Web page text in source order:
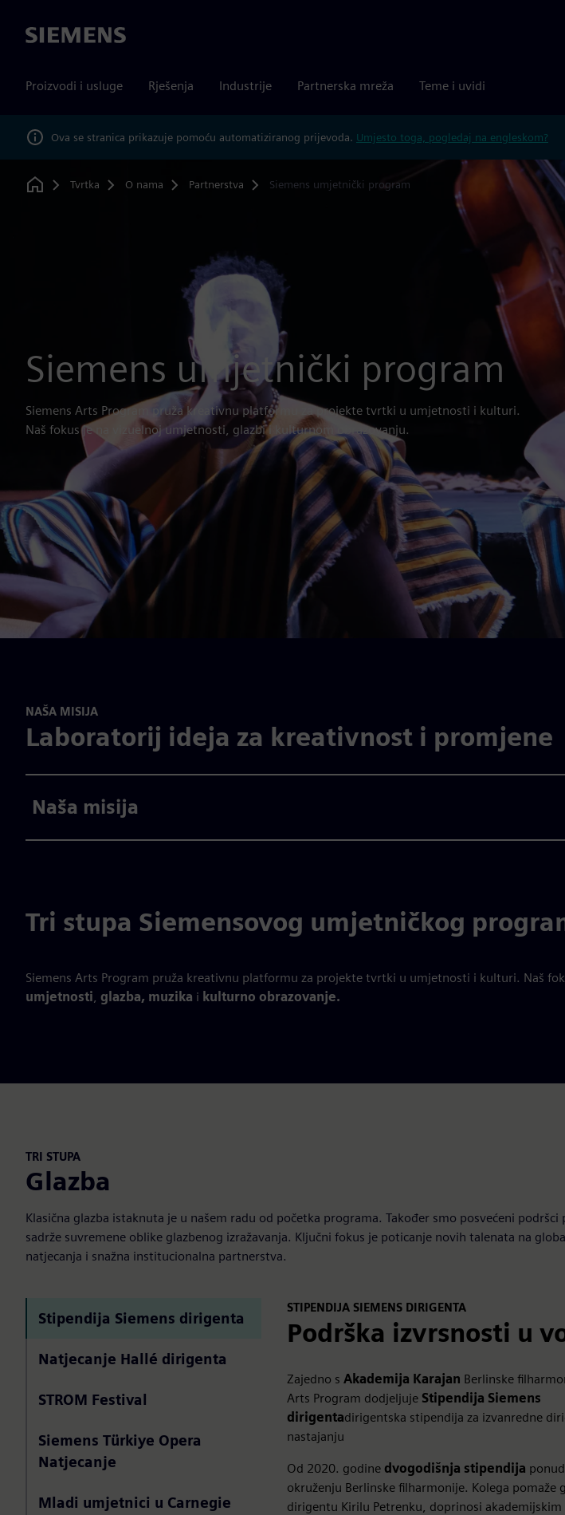
Siemens
Proizvodi i usluge Rješenja Industrije Partnerska mreža Teme i uvidi
Ova se stranica prikazuje pomoću automatiziranog prijevoda. Umjesto toga, pogledaj na engleskom?
Home
Tvrtka O nama Partnerstva Siemens umjetnički program
Siemens umjetnički program
Siemens Arts Program pruža kreativnu platformu za projekte tvrtki u umjetnosti i kulturi.
Naš fokus je na vizuelnoj umjetnosti, glazbi i kulturnom obrazovanju.
NAŠA MISIJA
Laboratorij ideja za kreativnost i promjene
Naša misija
Tri stupa Siemensovog umjetničkog
Siemens Arts Program pruža kreativnu platformu za projekte tvrtki u umjetnosti i kulturi. Naš
umjetnosti glazba, muzika i kulturno obrazovanje.
TRI STUPA
Glazba
Klasična glazba istaknuta je u našem radu od početka programa. Također smo posvećeni
sadrže suvremene oblike glazbenog izražavanja. Ključni fokus je poticanje novih talenata na
natjecanja i snažna institucionalna partnerstva.
Stipendija Siemens dirigenta
Natjecanje Hallé dirigenta
STROM Festival
Siemens Türkiye Opera
Natjecanje
Mladi umjetnici u Carnegie
STIPENDIJA SIEMENS DIRIGENTA
Podrška izvrsnosti u
Zajedno s Akademija Karajan Berlinske
Arts Program dodjeljuje Stipendija Siemens
dirigentadirigentska stipendija za izvanredne
nastajanju
Od 2020. godine dvogodišnja stipendija
okruženju Berlinske filharmonije. Kolega pomaže
dirigentu Kirilu Petrenku, doprinosi